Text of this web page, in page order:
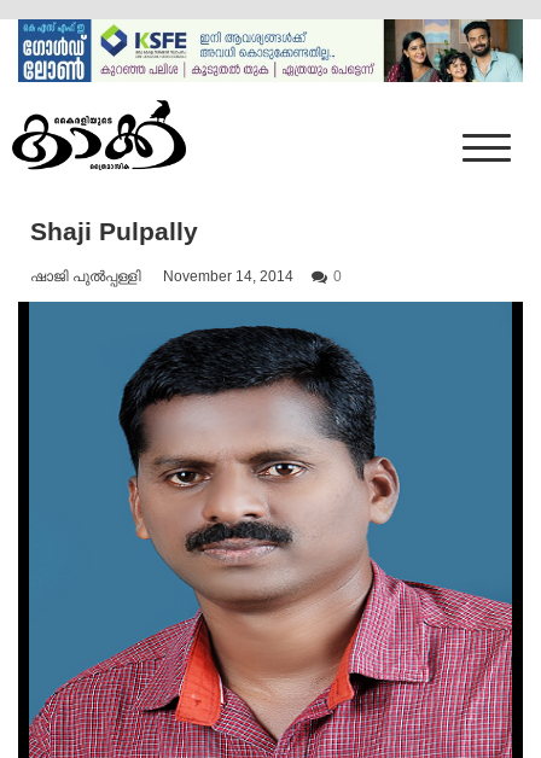
content
Shaji Pulpally
ഷാജി പുൽപ്പള്ളി November 14, 2014 0